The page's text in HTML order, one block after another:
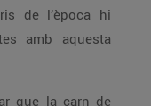
de l’època hi
amb aquesta
que la carn de